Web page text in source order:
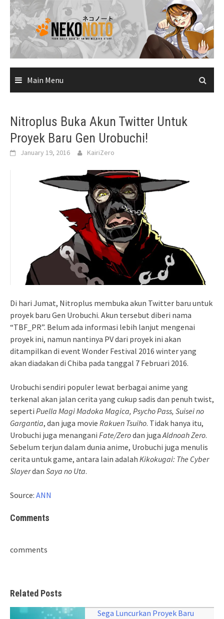
Skip
content
Main Menu
Nitroplus Buka Akun Twitter Untuk
Proyek Baru Gen Urobuchi!
January 19, 2016 KairiZero
Di hari Jumat, Nitroplus membuka akun Twitter baru untuk
proyek baru Gen Urobuchi. Akun tersebut diberi nama
“TBF_PR”. Belum ada informasi lebih lanjut mengenai
proyek ini, namun nantinya PV dari proyek ini akan
ditampilkan di event Wonder Festival 2016 winter yang
akan diadakan di Chiba pada tanggal 7 Februari 2016.
Urobuchi sendiri populer lewat berbagai anime yang
terkenal akan jalan cerita yang cukup sadis dan penuh twist,
seperti Puella Magi Madoka Magica, Psycho Pass, Suisei no
Gargantia, dan juga movie Rakuen Tsuiho. Tidak hanya itu,
Urobuchi juga menangani Fate/Zerodan juga Aldnoah Zero.
Sebelum terjun dalam dunia anime, Urobuchi juga menulis
cerita untuk game, antara lain adalah Kikokugai: The Cyber
Slayerdan Saya no Uta.
Source: ANN
Comments
comments
Related Posts
Sega Luncurkan Proyek Baru